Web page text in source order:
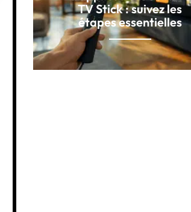
TV Stick : suivez les
étapes essentielles